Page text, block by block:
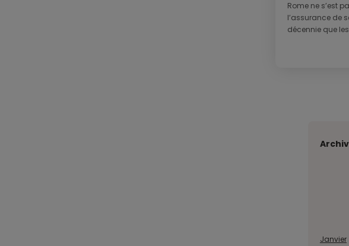
Rome ne s’est
l’assurance de
décennie que
Janvier